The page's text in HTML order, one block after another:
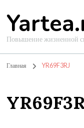
Повышение жизненной
Главная YR69F3RJ